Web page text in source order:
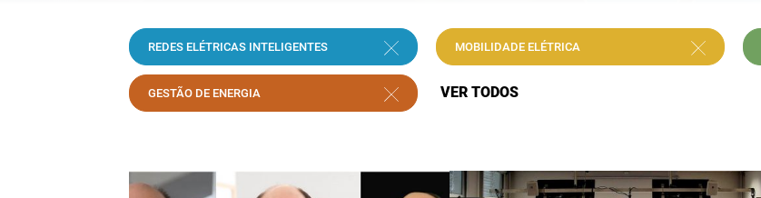
REDES ELÉTRICAS INTELIGENTES MOBILIDADE ELÉTRICA
GESTÃO DE ENERGIA VER TODOS